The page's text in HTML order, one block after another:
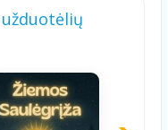
DAINELĖS